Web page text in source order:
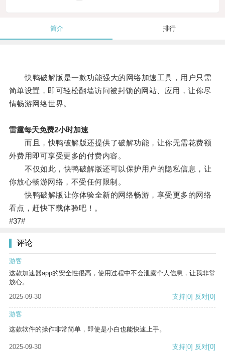
简介 排行
快鸭破解版是一款功能强大的网络加速工具，用户只需
简单设置，即可轻松翻墙访问被封锁的网站、应用，让你尽
情畅游网络世界。
雷霆每天免费2小时加速
而且，快鸭破解版还提供了破解功能，让你无需花费额
外费用即可享受更多的付费内容。
不仅如此，快鸭破解版还可以保护用户的隐私信息，让
你放心畅游网络，不受任何限制。
快鸭破解版让你体验全新的网络畅游，享受更多的网络
看点，赶快下载体验吧！。
#37#
评论
游客
这款加速器app的安全性很高，使用过程中不会泄露个人信息，让我非常
放心。
2025-09-30
支持[0] 反对[0]
游客
这款软件的操作非常简单，即使是小白也能快速上手。
2025-09-30 支持[0] 反对[0]